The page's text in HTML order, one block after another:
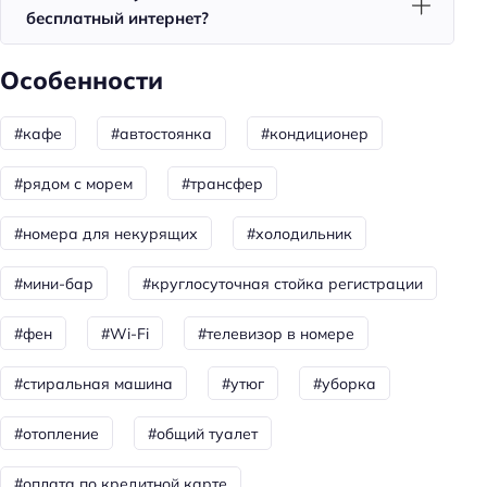
Душ
Спорт и развлечения
Площадка для пикника
Пляжный отдых
Пляжная линия: 3-я линия
Тип пляжа: песчаный
Зонтики
Пляжные полотенца
Общая информация
Отопление
бесплатный интернет?
Особенности
#кафе #автостоянка #кондиционер
#рядом с морем #трансфер
#номера для некурящих #холодильник
#мини-бар #круглосуточная стойка регистрации
#фен #Wi-Fi #телевизор в номере
#стиральная машина #утюг #уборка
#отопление #общий туалет